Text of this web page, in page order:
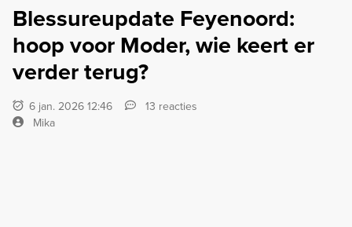
Blessureupdate Feyenoord:
hoop voor Moder, wie keert er
verder terug?
6 jan. 2026 12:46
13 reacties
Mika